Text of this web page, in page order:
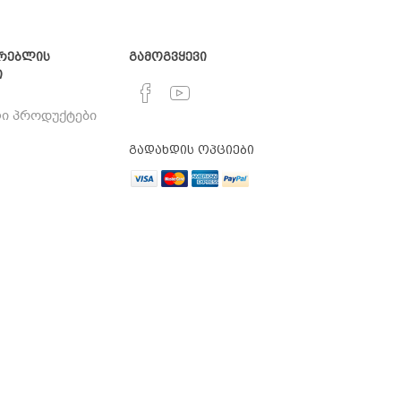
პროდუქტები
გამოგვყევი
გადახდის ოპციები